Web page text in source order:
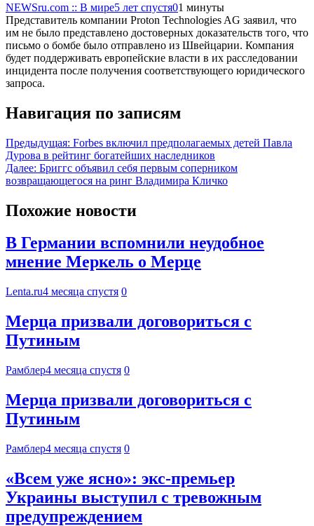
NEWSru.com :: В мире5 лет спустя01 минуты
Представитель компании Proton Technologies AG заявил, что
им не было представлено достоверных доказательств того, что
письмо о бомбе было отправлено из Швейцарии. Компания
будет поддерживать европейские власти в их расследовании
инцидента после получения соответствующего юридического
запроса.
Навигация по записям
Предыдущая: Forbes включил предполагаемых детей Павла
Дурова в рейтинг богатейших наследников
Далее: Бриггс объявил себя первым соперником
возвращающегося на ринг Владимира Кличко
Похожие новости
В Германии вспомнили неудобное
мнение Меркель о Мерце
Lenta.ru4 месяца спустя 0
Мерца призвали договориться с
Путиным
Рамблер4 месяца спустя 0
Мерца призвали договориться с
Путиным
Рамблер4 месяца спустя 0
«Всем уже ясно»: экс-премьер
Украины выступил с тревожным
предупреждением